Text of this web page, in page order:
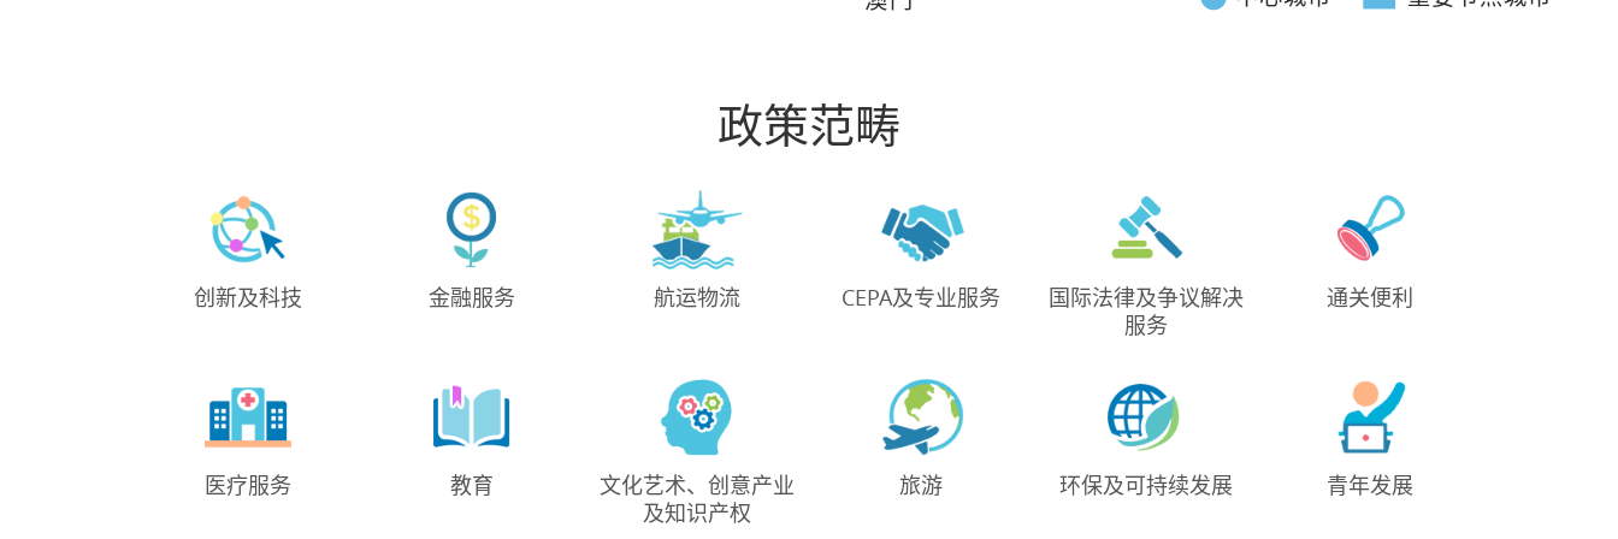
政策范畴
创新及科技 金融服务 航运物流 CEPA及专业服务
国际法律及争议解决
服务
通关便利
医疗服务 教育
文化艺术、创意产业
及知识产权
旅游 环保及可持续发展 青年发展
《政府电视宣传短片》
便利就业和营商措施篇
《拾壹城话》